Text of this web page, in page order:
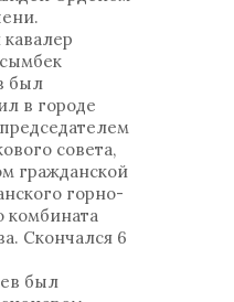
был
в городе
совета,
гражданской
горно-
комбината
Скончался 6
был